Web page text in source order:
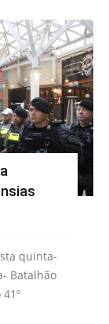
quinta-
Batalhão